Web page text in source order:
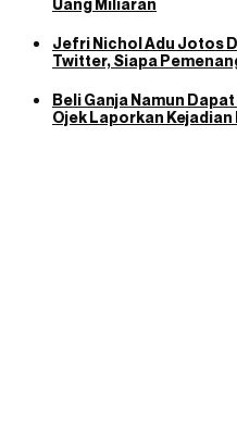
Uang Miliaran
Jefri Nichol Adu Jotos
Twitter, Siapa
Beli Ganja Namun
Ojek Laporkan Kejadian